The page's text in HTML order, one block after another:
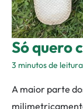
Só quero
3 minutos de leitura
A maior parte